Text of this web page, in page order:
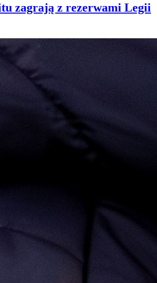
zagrają z rezerwami Legii